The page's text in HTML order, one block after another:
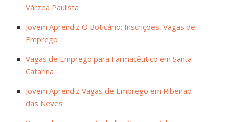
Várzea Paulista
Jovem Aprendiz O Boticário: Inscrições, Vagas de
Emprego
Vagas de Emprego para Farmacêutico em Santa
Catarina
Jovem Aprendiz Vagas de Emprego em Ribeirão
das Neves